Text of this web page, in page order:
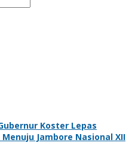
Koster Lepas
Jambore Nasional XII